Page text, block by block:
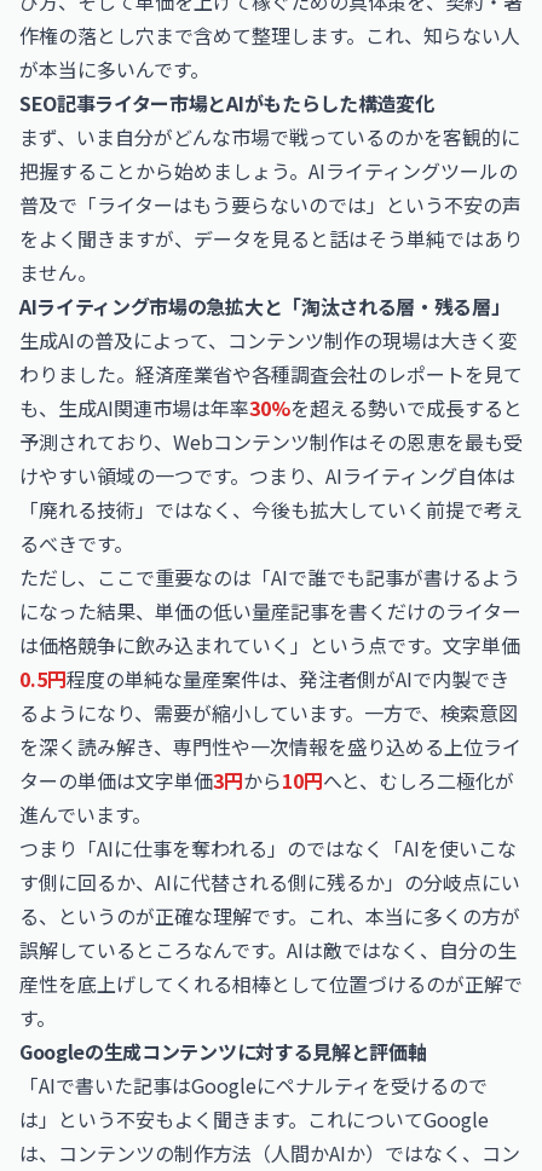
作権の落とし穴まで含めて整理します。これ、知らない人
が本当に多いんです。
SEO記事ライター市場とAIがもたらした構造変化
まず、いま自分がどんな市場で戦っているのかを客観的に
把握することから始めましょう。AIライティングツールの
普及で「ライターはもう要らないのでは」という不安の声
をよく聞きますが、データを見ると話はそう単純ではあり
ません。
AIライティング市場の急拡大と「淘汰される層・残る層」
生成AIの普及によって、コンテンツ制作の現場は大きく変
わりました。経済産業省や各種調査会社のレポートを見て
も、生成AI関連市場は年率30%を超える勢いで成長すると
予測されており、Webコンテンツ制作はその恩恵を最も受
けやすい領域の一つです。つまり、AIライティング自体は
「廃れる技術」ではなく、今後も拡大していく前提で考え
るべきです。
ただし、ここで重要なのは「AIで誰でも記事が書けるよう
になった結果、単価の低い量産記事を書くだけのライター
は価格競争に飲み込まれていく」という点です。文字単価
0.5円程度の単純な量産案件は、発注者側がAIで内製でき
るようになり、需要が縮小しています。一方で、検索意図
を深く読み解き、専門性や一次情報を盛り込める上位ライ
ターの単価は文字単価3円から10円へと、むしろ二極化が
進んでいます。
つまり「AIに仕事を奪われる」のではなく「AIを使いこな
す側に回るか、AIに代替される側に残るか」の分岐点にい
る、というのが正確な理解です。これ、本当に多くの方が
誤解しているところなんです。AIは敵ではなく、自分の生
産性を底上げしてくれる相棒として位置づけるのが正解で
す。
Googleの生成コンテンツに対する見解と評価軸
「AIで書いた記事はGoogleにペナルティを受けるので
は」という不安もよく聞きます。これについてGoogle
は、コンテンツの制作方法（人間かAIか）ではなく、コン